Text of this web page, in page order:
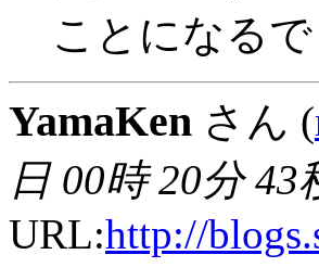
ことになるで
YamaKen さん (
日 00時 20分 43
URL:http://